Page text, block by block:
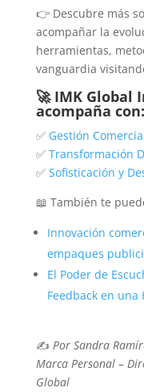
👉 Descubre más
acompañar la
herramientas,
vanguardia
🚀 IMK Global
acompaña con:
✅Gestión
✅Transformación
✅Sofisticación y
📖 También te
Innovación
empaques
El Poder de
Feedback en
✍️ Por Sandra
Marca Personal –
Global